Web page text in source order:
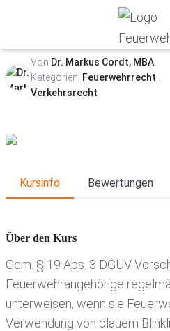
Verkehrsrecht (Auffrischung
Von Dr. Markus Cordt, MBA
Kategorien: Feuerwehrrecht
Verkehrsrecht
Kursinfo Bewertungen
Über den Kurs
Gem. § 19 Abs. 3 DGUV
Feuerwehrangehörige
unterweisen, wenn sie
Verwendung von blauem